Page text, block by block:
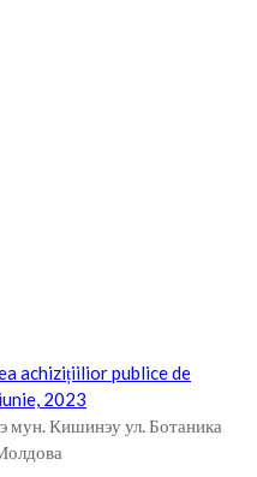
мун. Кишинэу ул. Ботаника